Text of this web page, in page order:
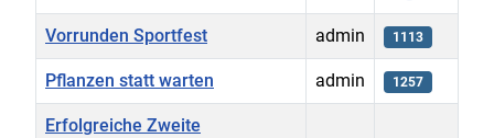
Vorrunden Sportfest admin 1113
Pflanzen statt warten admin 1257
Erfolgreiche Zweite